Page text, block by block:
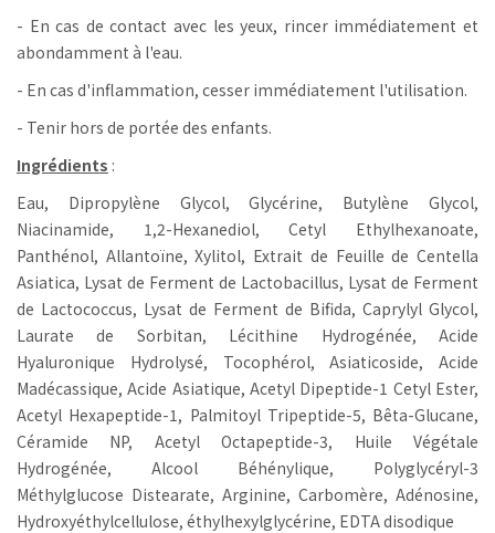
- En cas de contact avec les yeux, rincer immédiatement et
abondamment à l'eau.
- En cas d'inflammation, cesser immédiatement l'utilisation.
- Tenir hors de portée des enfants.
Ingrédients :
Eau, Dipropylène Glycol, Glycérine, Butylène Glycol,
Niacinamide, 1,2-Hexanediol, Cetyl Ethylhexanoate,
Panthénol, Allantoïne, Xylitol, Extrait de Feuille de Centella
Asiatica, Lysat de Ferment de Lactobacillus, Lysat de Ferment
de Lactococcus, Lysat de Ferment de Bifida, Caprylyl Glycol,
Laurate de Sorbitan, Lécithine Hydrogénée, Acide
Hyaluronique Hydrolysé, Tocophérol, Asiaticoside, Acide
Madécassique, Acide Asiatique, Acetyl Dipeptide-1 Cetyl Ester,
Acetyl Hexapeptide-1, Palmitoyl Tripeptide-5, Bêta-Glucane,
Céramide NP, Acetyl Octapeptide-3, Huile Végétale
Hydrogénée, Alcool Béhénylique, Polyglycéryl-3
Méthylglucose Distearate, Arginine, Carbomère, Adénosine,
Hydroxyéthylcellulose, éthylhexylglycérine, EDTA disodique